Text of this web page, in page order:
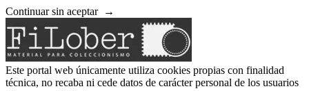
Continuar sin aceptar →
Este portal web únicamente utiliza cookies propias con finalidad
técnica, no recaba ni cede datos de carácter personal de los usuarios